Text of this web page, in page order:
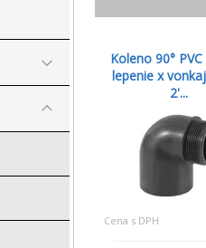
Koleno 90°
lepenie x
2'...
Cena s DPH